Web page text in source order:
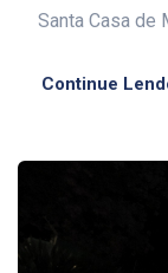
Santa Casa de
Continue